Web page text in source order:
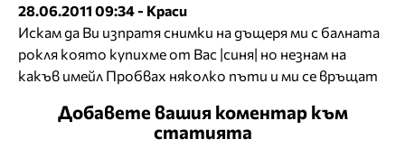
28.06.2011 09:34 - Краси
Искам да Ви изпратя снимки на дъщеря ми с балната
рокля която купихме от Вас |синя| но незнам на
какъв имейл Пробвах няколко пъти и ми се връщат
Добавете вашия коментар към
статията